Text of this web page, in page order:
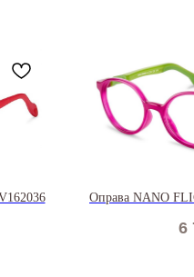
Оправа NANO
6